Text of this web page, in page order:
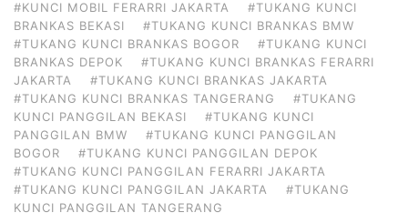
#KUNCI MOBIL FERARRI JAKARTA
#TUKANG KUNCI
BRANKAS BEKASI
#TUKANG KUNCI BRANKAS BMW
#TUKANG KUNCI BRANKAS BOGOR
#TUKANG KUNCI
BRANKAS DEPOK
#TUKANG KUNCI BRANKAS FERARRI
JAKARTA
#TUKANG KUNCI BRANKAS JAKARTA
#TUKANG KUNCI BRANKAS TANGERANG
#TUKANG
KUNCI PANGGILAN BEKASI
#TUKANG KUNCI
PANGGILAN BMW
#TUKANG KUNCI PANGGILAN
BOGOR
#TUKANG KUNCI PANGGILAN DEPOK
#TUKANG KUNCI PANGGILAN FERARRI JAKARTA
#TUKANG KUNCI PANGGILAN JAKARTA
#TUKANG
KUNCI PANGGILAN TANGERANG